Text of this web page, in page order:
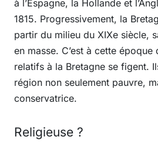
à l’Espagne, la Hollande et
1815. Progressivement, la
partir du milieu du XIXe siècle,
en masse. C’est à cette époque
relatifs à la Bretagne se figent.
région non seulement pauvre,
conservatrice.
Religieuse ?